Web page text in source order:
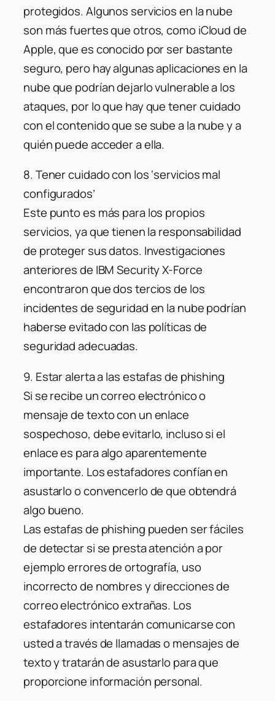
protegidos. Algunos servicios en la nube
son más fuertes que otros, como iCloud de
Apple, que es conocido por ser bastante
seguro, pero hay algunas aplicaciones en la
nube que podrían dejarlo vulnerable a los
ataques, por lo que hay que tener cuidado
con el contenido que se sube a la nube y a
quién puede acceder a ella.
8. Tener cuidado con los ‘servicios mal
configurados’
Este punto es más para los propios
servicios, ya que tienen la responsabilidad
de proteger sus datos. Investigaciones
anteriores de IBM Security X-Force
encontraron que dos tercios de los
incidentes de seguridad en la nube podrían
haberse evitado con las políticas de
seguridad adecuadas.
9. Estar alerta a las estafas de phishing
Si se recibe un correo electrónico o
mensaje de texto con un enlace
sospechoso, debe evitarlo, incluso si el
enlace es para algo aparentemente
importante. Los estafadores confían en
asustarlo o convencerlo de que obtendrá
algo bueno.
Las estafas de phishing pueden ser fáciles
de detectar si se presta atención a por
ejemplo errores de ortografía, uso
incorrecto de nombres y direcciones de
correo electrónico extrañas. Los
estafadores intentarán comunicarse con
usted a través de llamadas o mensajes de
texto y tratarán de asustarlo para que
proporcione información personal.